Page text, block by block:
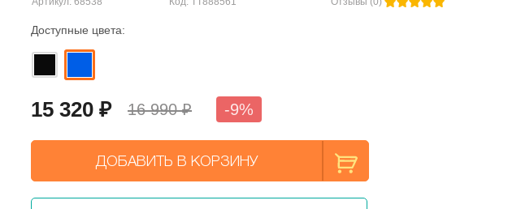
Доступные цвета:
15 320 ₽ 16 990 ₽ -9%
ДОБАВИТЬ В КОРЗИНУ